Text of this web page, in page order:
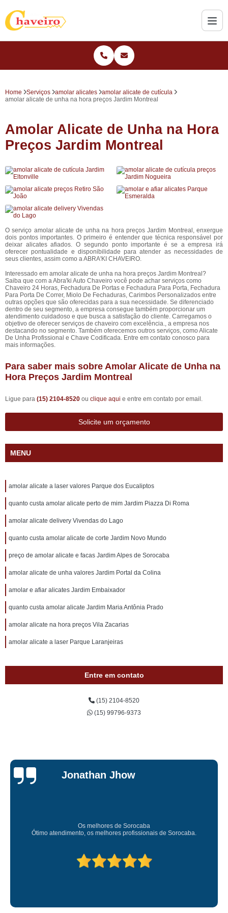
Home Serviços amolar alicates
amolar alicate de cutícula
amolar alicate de unha na hora preços Jardim Montreal
Amolar Alicate de Unha na Hora
Preços Jardim Montreal
O serviço amolar alicate de unha na hora preços Jardim Montreal, enxergue
dois pontos importantes. O primeiro é entender que técnica responsável por
deixar alicates afiados. O segundo ponto importante é se a empresa irá
oferecer pontualidade e disponibilidade para atender as necessidades de
seus clientes, assim como a ABRA'KI CHAVEIRO.
Interessado em amolar alicate de unha na hora preços Jardim Montreal?
Saiba que com a Abra'ki Auto Chaveiro você pode achar serviços como
Chaveiro 24 Horas, Fechadura De Portas e Fechadura Para Porta, Fechadura
Para Porta De Correr, Miolo De Fechaduras, Carimbos Personalizados entre
outras opções que são oferecidas para a sua necessidade. Se diferenciado
dentro de seu segmento, a empresa consegue também proporcionar um
atendimento cuidadoso e que busca a satisfação do cliente. Carregamos o
objetivo de oferecer serviços de chaveiro com excelência., a empresa nos
destacando no segmento. Também oferecemos outros serviços, como Alicate
De Unha Profissional e Chave Codificada. Entre em contato conosco para
mais informações.
Para saber mais sobre Amolar Alicate de Unha na
Hora Preços Jardim Montreal
Ligue para (15) 2104-8520 ou clique aqui e entre em contato por email.
Solicite um orçamento
MENU
amolar alicate a laser valores Parque dos Eucaliptos
quanto custa amolar alicate perto de mim Jardim Piazza Di Roma
amolar alicate delivery Vivendas do Lago
quanto custa amolar alicate de corte Jardim Novo Mundo
preço de amolar alicate e facas Jardim Alpes de Sorocaba
amolar alicate de unha valores Jardim Portal da Colina
amolar e afiar alicates Jardim Embaixador
quanto custa amolar alicate Jardim Maria Antônia Prado
amolar alicate na hora preços Vila Zacarias
amolar alicate a laser Parque Laranjeiras
Entre em contato
(15) 2104-8520
(15) 99796-9373
Jonathan Jhow
Os melhores de Sorocaba
Ótimo atendimento, os melhores profissionais de Sorocaba.